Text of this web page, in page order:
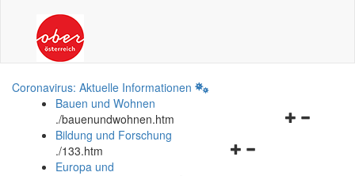
Coronavirus: Aktuelle Informationen
Bauen und Wohnen
./bauenundwohnen.htm
Navigationsmenü
Bildung und Forschung
./133.htm
Europa und